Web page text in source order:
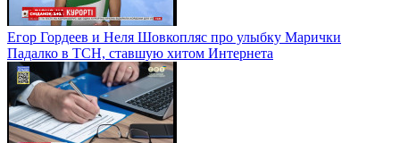
Егор Гордеев и Неля Шовкопляс про улыбку Марички
Падалко в ТСН, ставшую хитом Интернета